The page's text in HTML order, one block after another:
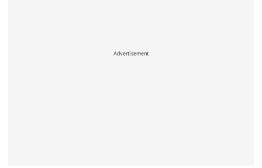
Advertisement